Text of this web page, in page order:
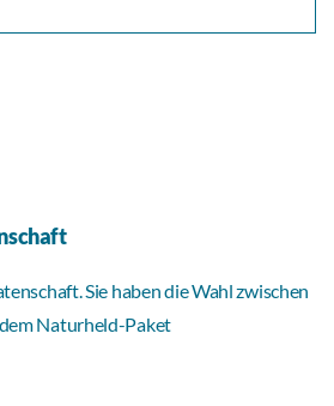
Sie haben die Wahl zwischen
Naturheld-Paket